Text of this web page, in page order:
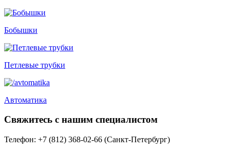
Бобышки
Петлевые трубки
Автоматика
Свяжитесь с нашим специалистом
Телефон: +7 (812) 368-02-66 (Санкт-Петербург)